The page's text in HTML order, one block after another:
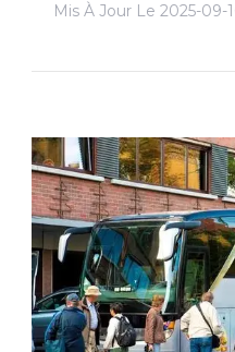
Mis À Jour Le 2025-09-